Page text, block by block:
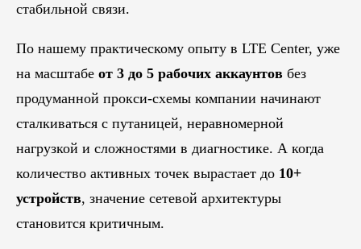
стабильной связи.
По нашему практическому опыту в LTE Center, уже
на масштабе от 3 до 5 рабочих аккаунтов без
продуманной прокси-схемы компании начинают
сталкиваться с путаницей, неравномерной
нагрузкой и сложностями в диагностике. А когда
количество активных точек вырастает до 10+
устройств, значение сетевой архитектуры
становится критичным.